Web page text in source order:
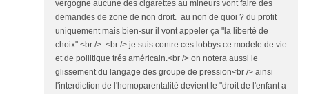
vergogne aucune des cigarettes au mineurs vont faire des
demandes de zone de non droit. au non de quoi ? du profit
uniquement mais bien-sur il vont appeler ça "la liberté de
choix".<br /> <br /> je suis contre ces lobbys ce modele de vie
et de pollitique trés américain.<br /> on notera aussi le
glissement du langage des groupe de pression<br /> ainsi
l'interdiction de l'homoparentalité devient le "droit de l'enfant a